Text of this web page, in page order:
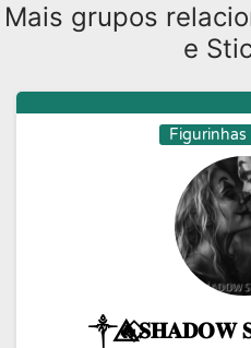
Mais grupos
e
Figurinhas
༒🔥⃟⃤𝐒𝐇𝐀𝐃𝐎𝐖